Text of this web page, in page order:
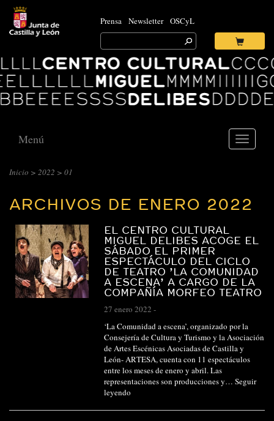
Prensa Newsletter OSCyL
Search
for:
Ok
Centro
Cultural
Miguel
Delibes
Toggle
Menú
CENTRO
MIGUEL
DELIBES
::
ARCHIVO
Inicio > 2022 > 01
ARCHIVOS DE ENERO 2022
EL CENTRO CULTURAL
MIGUEL DELIBES ACOGE EL
SÁBADO EL PRIMER
ESPECTÁCULO DEL CICLO
DE TEATRO ’LA COMUNIDAD
A ESCENA’ A CARGO DE LA
COMPAÑÍA MORFEO TEATRO
27 enero 2022 -
‘La Comunidad a escena’, organizado por la
Consejería de Cultura y Turismo y la Asociación
de Artes Escénicas Asociadas de Castilla y
León- ARTESA, cuenta con 11 espectáculos
entre los meses de enero y abril. Las
representaciones son producciones y… Seguir
leyendo